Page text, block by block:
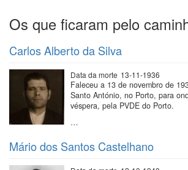
Os que ficaram pelo
Carlos Alberto da Silva
Data da morte 13-11-1936
Faleceu a 13 de novembro de
Santo António, no Porto, para
véspera, pela PVDE do Porto.
…
Mário dos Santos Castelhano